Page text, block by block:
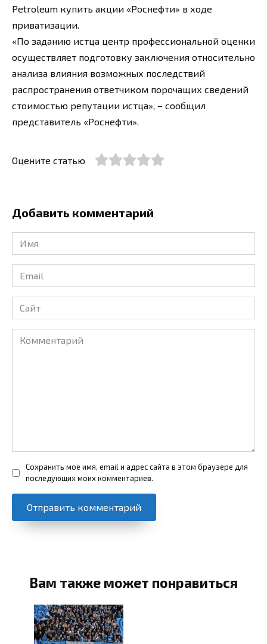
Petroleum купить акции «Роснефти» в ходе
приватизации.
«По заданию истца центр профессиональной оценки
осуществляет подготовку заключения относительно
анализа влияния возможных последствий
распространения ответчиком порочащих сведений
стоимостью репутации истца», – сообщил
представитель «Роснефти».
Оцените статью
Добавить комментарий
Имя
*
Email
*
Сайт
Комментарий
Сохранить моё имя, email и адрес сайта в этом браузере для
последующих моих комментариев.
Вам также может понравиться